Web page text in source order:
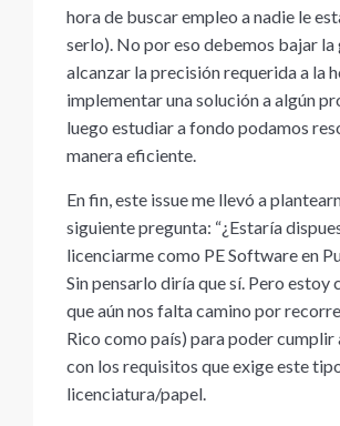
hora de buscar empleo a nadie le
serlo). No por eso debemos bajar la
alcanzar la precisión requerida a la
implementar una solución a algún
luego estudiar a fondo podamos
manera eficiente.
En fin, este issue me llevó a
siguiente pregunta: “¿Estaría
licenciarme como PE Software en
Sin pensarlo diría que sí. Pero estoy
que aún nos falta camino por
Rico como país) para poder cumplir
con los requisitos que exige este
licenciatura/papel.